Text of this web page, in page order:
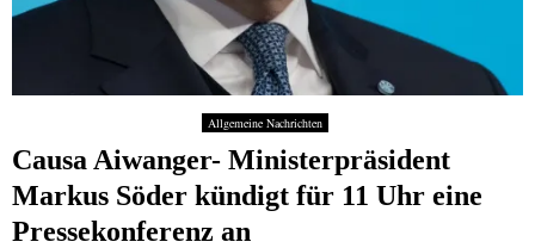
Allgemeine Nachrichten
Causa Aiwanger- Ministerpräsident
Markus Söder kündigt für 11 Uhr eine
Pressekonferenz an